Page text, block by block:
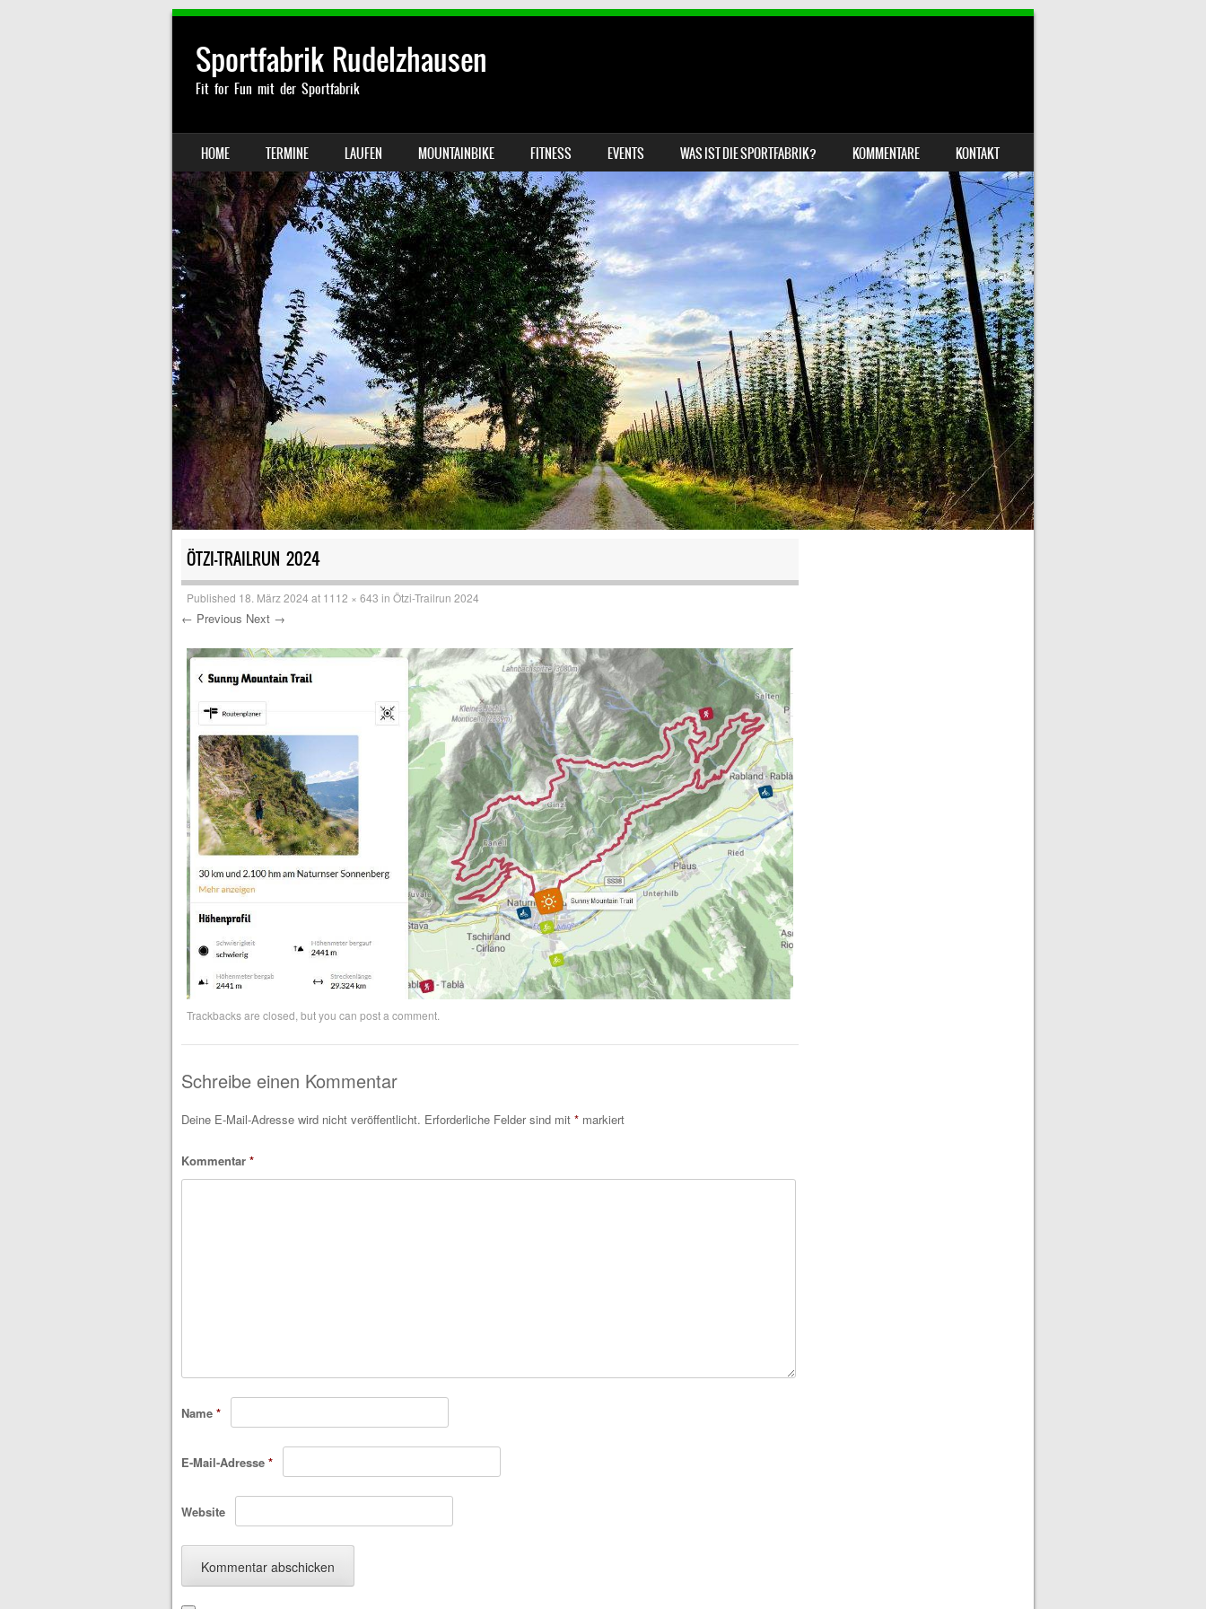
Sportfabrik Rudelzhausen
Fit for Fun mit der Sportfabrik
MENU
SKIP TO CONTENT
HOME TERMINE LAUFEN MOUNTAINBIKE FITNESS EVENTS WAS IST DIE SPORTFABRIK? KOMMENTARE KONTAKT
ÖTZI-TRAILRUN 2024
Published 18. März 2024 at 1112 × 643 in Ötzi-Trailrun 2024
← Previous Next →
Trackbacks are closed, but you can post a comment.
Schreibe einen Kommentar
Deine E-Mail-Adresse wird nicht veröffentlicht. Erforderliche Felder sind mit *markiert
Kommentar *
Name *
E-Mail-Adresse *
Website